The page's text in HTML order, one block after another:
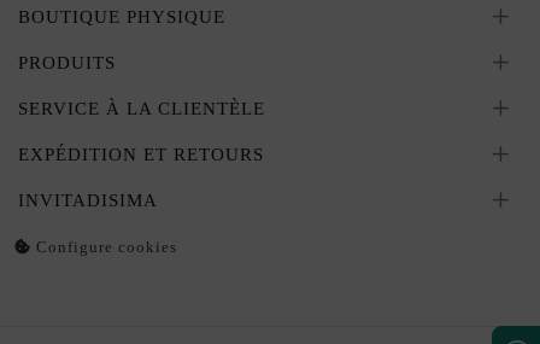
BOUTIQUE PHYSIQUE
PRODUITS
SERVICE À LA CLIENTÈLE
EXPÉDITION ET RETOURS
INVITADISIMA
Configure cookies